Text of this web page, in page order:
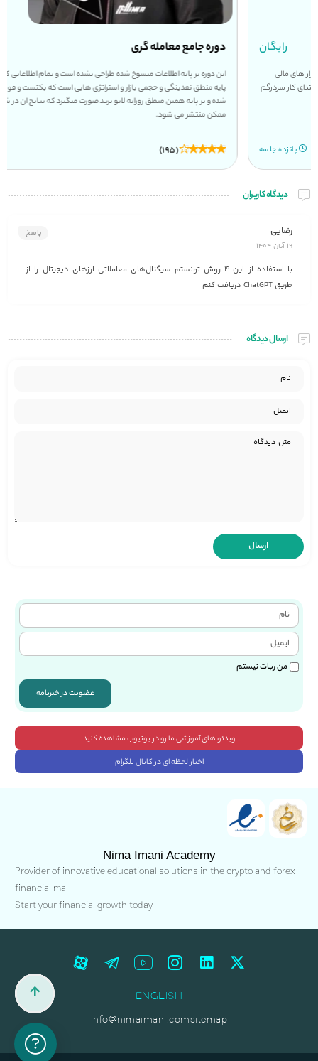
دوره جامع معامله گری
این دوره بر پایه اطلاعات منسوخ شده طراحی نشده است و تمام اطلاعاتی که ارائه شده است بر
پایه منطق نقدینگی و حجمی بازار و استراتژی هایی است که بکتست و فوروارد تست گرفته
شده و بر پایه همین منطق روزانه لایو ترید صورت میگیرد که نتایج ان در شفاف ترین حالت
دیدگاه کاربران
رضایی
19 آبان 1404
پاسخ
با استفاده از این 4 روش تونستم سیگنال‌های معاملاتی ارزهای دیجیتال را از
طریق ChatGPT دریافت کنم
ارسال دیدگاه
من ربات نیستم
عضویت در خبرنامه
ویدئو های آموزشی ما رو در یوتیوب مشاهده کنید
اخبار لحظه ای در کانال تلگرام
Nima Imani Academy
Provider of innovative educational solutions in the crypto and forex
financial ma
Start your financial growth today
ENGLISH
sitemap
info@nimaimani.com